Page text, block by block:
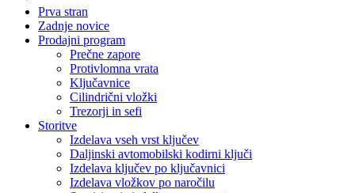
Prva stran
Zadnje novice
Prodajni program
Prečne zapore
Protivlomna vrata
Ključavnice
Cilindrični vložki
Trezorji in sefi
Storitve
Izdelava vseh vrst ključev
Daljinski avtomobilski kodirni ključi
Izdelava ključev po ključavnici
Izdelava vložkov po naročilu